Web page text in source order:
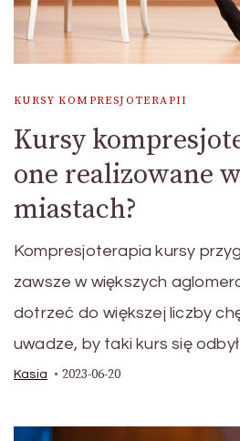
KURSY KOMPRESJOTERAPII
Kursy
one realizowane
miastach?
Kompresjoterapia kursy
zawsze w większych
dotrzeć do większej liczby
uwadze, by taki kurs się
Kasia 2023-06-20